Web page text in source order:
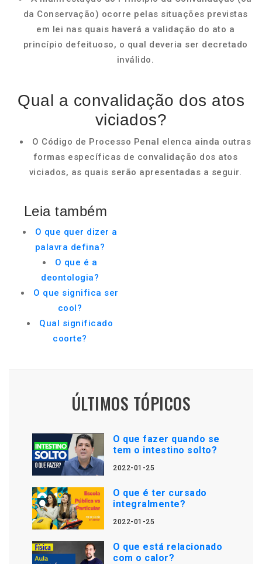
da Conservação) ocorre pelas situações previstas
em lei nas quais haverá a validação do ato a
princípio defeituoso, o qual deveria ser decretado
inválido.
Qual a convalidação dos atos
viciados?
O Código de Processo Penal elenca ainda outras
formas específicas de convalidação dos atos
viciados, as quais serão apresentadas a seguir.
Leia também
O que quer dizer a
palavra defina?
O que é a
deontologia?
O que significa ser
cool?
Qual significado
coorte?
ÚLTIMOS TÓPICOS
O que fazer quando se
tem o intestino solto?
2022-01-25
O que é ter cursado
integralmente?
2022-01-25
O que está relacionado
com o calor?